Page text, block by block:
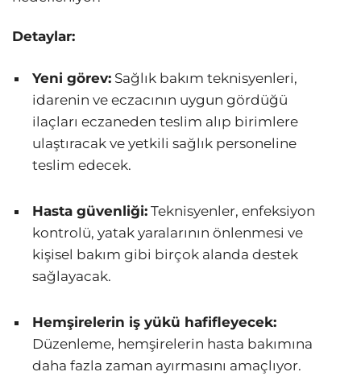
Detaylar:
Yeni görev: Sağlık bakım teknisyenleri,
idarenin ve eczacının uygun gördüğü
ilaçları eczaneden teslim alıp birimlere
ulaştıracak ve yetkili sağlık personeline
teslim edecek.
Hasta güvenliği: Teknisyenler, enfeksiyon
kontrolü, yatak yaralarının önlenmesi ve
kişisel bakım gibi birçok alanda destek
sağlayacak.
Hemşirelerin iş yükü hafifleyecek:
Düzenleme, hemşirelerin hasta bakımına
daha fazla zaman ayırmasını amaçlıyor.